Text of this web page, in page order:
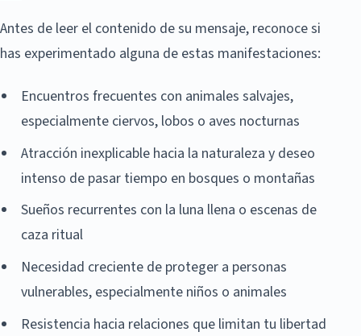
Antes de leer el contenido de su mensaje, reconoce si
has experimentado alguna de estas manifestaciones:
Encuentros frecuentes con animales salvajes,
especialmente ciervos, lobos o aves nocturnas
Atracción inexplicable hacia la naturaleza y deseo
intenso de pasar tiempo en bosques o montañas
Sueños recurrentes con la luna llena o escenas de
caza ritual
Necesidad creciente de proteger a personas
vulnerables, especialmente niños o animales
Resistencia hacia relaciones que limitan tu libertad